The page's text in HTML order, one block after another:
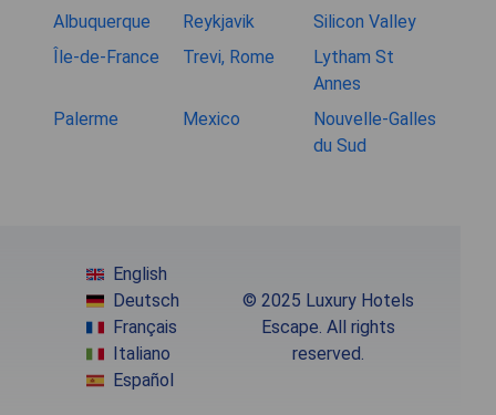
Albuquerque
Reykjavik
Silicon Valley
Île-de-France
Trevi, Rome
Lytham St
Annes
Palerme
Mexico
Nouvelle-Galles
du Sud
English
Deutsch
Français
Italiano
Español
© 2025 Luxury Hotels
Escape. All rights
reserved.